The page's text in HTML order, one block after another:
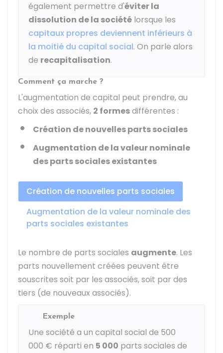
également permettre d'éviter la
dissolution de la société lorsque les
capitaux propres deviennent inférieurs à
la moitié du capital social. On parle alors
de recapitalisation.
Comment ça marche ?
L'augmentation de capital peut prendre, au
choix des associés, 2 formesdifférentes :
Création de nouvelles parts sociales
Augmentation de la valeur nominale
des parts sociales existantes
Création de nouvelles parts sociales
Augmentation de la valeur nominale des
parts sociales existantes
Le nombre de parts sociales augmente. Les
parts nouvellement créées peuvent être
souscrites soit par les associés, soit par des
tiers (de nouveaux associés).
Exemple
Une société a un capital social de 500
000 € réparti en 5 000 parts sociales de